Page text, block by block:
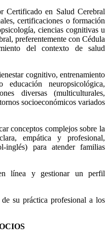
Certificado en Salud Cerebral
certificaciones o formación
ciencias cognitivas u
preferentemente con Cédula
del contexto de salud
cognitivo, entrenamiento
neuropsicológica,
diversas (multiculturales,
socioeconómicos variados
conceptos complejos sobre la
empática y profesional,
inglés) para atender familias
línea y gestionar un perfil
su práctica profesional a los